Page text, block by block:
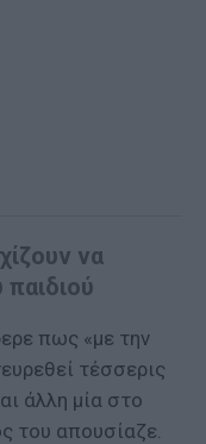
να
πως «με την
τέσσερις
άλλη μία στο
του απουσίαζε.